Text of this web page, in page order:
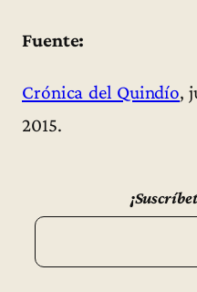
Fuente:
Crónica del Quindío,
2015.